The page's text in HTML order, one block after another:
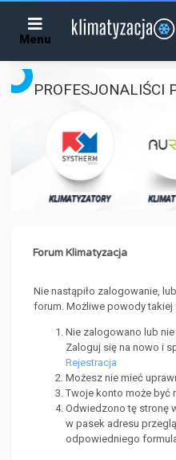
Menu
PROFESJONALIŚCI
KLIMATYZATORY
Forum Klimatyzacja
Nie nastąpiło zalogowanie,
forum. Możliwe powody takiej
Nie zalogowano lub
Zaloguj się na nowo i
Rejestracja
Możesz nie mieć
Twoje konto może być
Odwiedzono tę stronę
w pasek adresu
odpowiedniego